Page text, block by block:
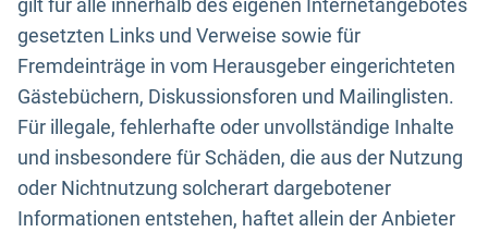
gilt für alle innerhalb des eigenen Internetangebotes
gesetzten Links und Verweise sowie für
Fremdeinträge in vom Herausgeber eingerichteten
Gästebüchern, Diskussionsforen und Mailinglisten.
Für illegale, fehlerhafte oder unvollständige Inhalte
und insbesondere für Schäden, die aus der Nutzung
oder Nichtnutzung solcherart dargebotener
Informationen entstehen, haftet allein der Anbieter